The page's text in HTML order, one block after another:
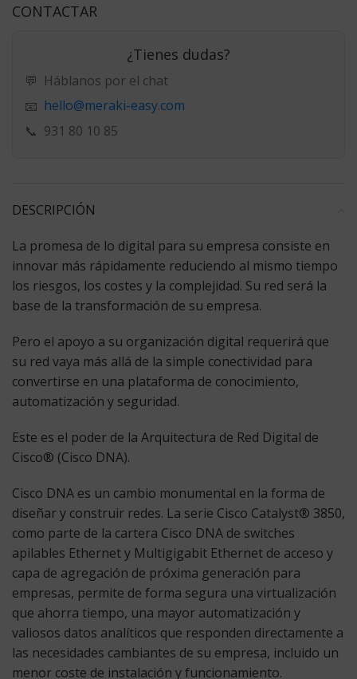
CONTACTAR
¿Tienes dudas?
💬 Háblanos por el chat
📧 hello@meraki-easy.com
📞 931 80 10 85
DESCRIPCIÓN
La promesa de lo digital para su empresa consiste en
innovar más rápidamente reduciendo al mismo tiempo
los riesgos, los costes y la complejidad. Su red será la
base de la transformación de su empresa.
Pero el apoyo a su organización digital requerirá que
su red vaya más allá de la simple conectividad para
convertirse en una plataforma de conocimiento,
automatización y seguridad.
Este es el poder de la Arquitectura de Red Digital de
Cisco® (Cisco DNA).
Cisco DNA es un cambio monumental en la forma de
diseñar y construir redes. La serie Cisco Catalyst® 3850,
como parte de la cartera Cisco DNA de switches
apilables Ethernet y Multigigabit Ethernet de acceso y
capa de agregación de próxima generación para
empresas, permite de forma segura una virtualización
que ahorra tiempo, una mayor automatización y
valiosos datos analíticos que responden directamente a
las necesidades cambiantes de su empresa, incluido un
menor coste de instalación y funcionamiento.